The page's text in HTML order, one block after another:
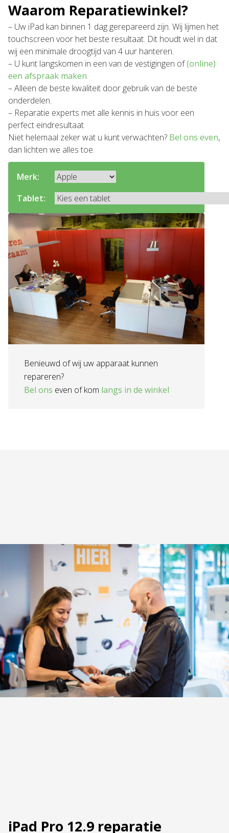
Waarom Reparatiewinkel?
– Uw iPad kan binnen 1 dag gerepareerd zijn. Wij lijmen het
touchscreen voor het beste resultaat. Dit houdt wel in dat
wij een minimale droogtijd van 4 uur hanteren.
– U kunt langskomen in een van de vestigingen of(online)
een afspraak maken
– Alleen de beste kwaliteit door gebruik van de beste
onderdelen.
– Reparatie experts met alle kennis in huis voor een
perfect eindresultaat
Niet helemaal zeker wat u kunt verwachten? Bel ons even,
dan lichten we alles toe.
Merk:
Tablet:
Benieuwd of wij uw apparaat kunnen
repareren?
Bel ons even of kom langs in de winkel
iPad Pro 12.9 reparatie